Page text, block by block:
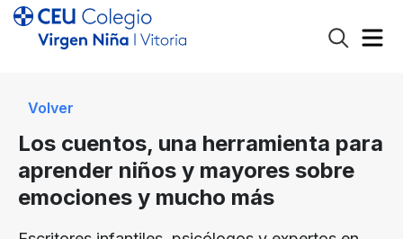
Volver
Los cuentos, una herramienta para
aprender niños y mayores sobre
emociones y mucho más